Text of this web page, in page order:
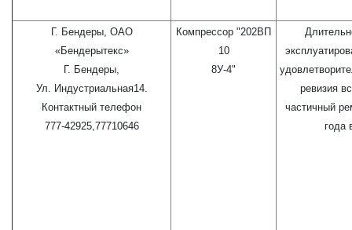
Г. Бендеры, ОАО
«Бендерытекс»
Г. Бендеры,
Ул. Индустриальная14.
Контактный телефон
777-42925,77710646
Компрессор "202ВП
10
8У-4"
ревизия
частичный
года